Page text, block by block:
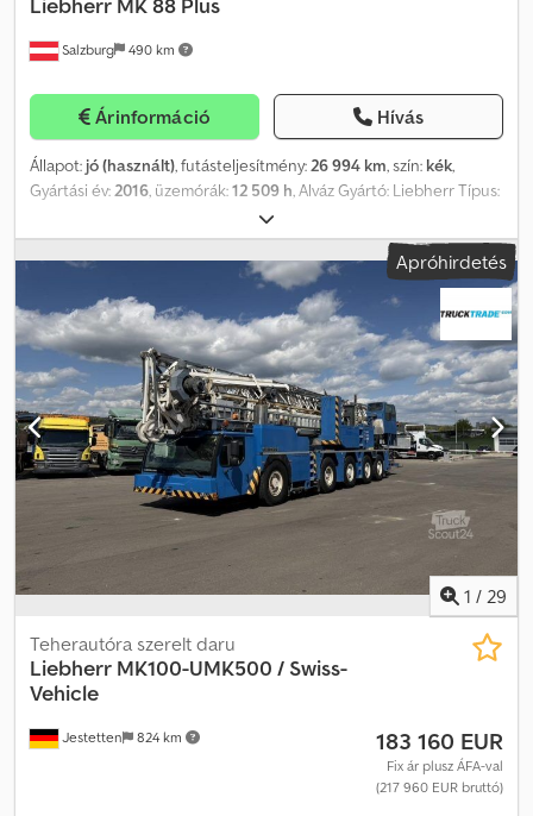
Salzburg 490 km
Árinformáció Hívás
Állapot: jó (használt), futásteljesítmény: 26 994 km, szín: kék,
Gyártási év: 2016 , üzemórák:12 509 h , Alváz Gyártó: Liebherr Típus:
MK 88 Plus Gyártási év: 2016 Futásteljesítmény: 26 994 km
Felsőrész Csdpfxozb Nl Do Ak Ejrf Üzemórák: 12 509 óra Alváz
üzemórája: 1684 óra Teherbírás: 8000 kg Fő kar: 30 m Maximális
nyúlás: 45 m / 2050 kg Maximális horogmagasság: 59,10 m
Apróhirdetés
1 / 29
Jestetten 824 km
Teherautóra szerelt daru
Liebherr MK100-UMK500 / Swiss-
Vehicle
183 160 EUR
Fix ár plusz ÁFA-val
(217 960 EUR bruttó)